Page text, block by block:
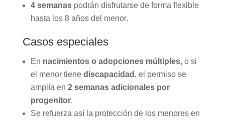
4 semanaspodrán disfrutarse de forma flexible
hasta los 8 años del menor.
Casos especiales
En nacimientos o adopciones múltiples, o si
el menor tiene discapacidad , el permiso se
amplía en 2 semanas adicionales por
progenitor.
Se refuerza así la protección de los menores en